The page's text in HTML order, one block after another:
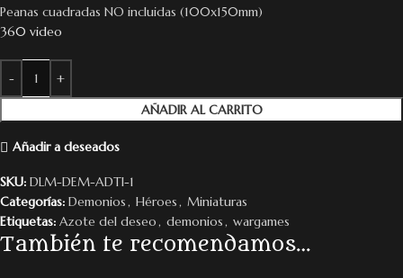
Peanas cuadradas NO incluidas (100x150mm)
360 video
AÑADIR AL CARRITO
Añadir a deseados
SKU: DLM-DEM-ADTI-1
Categorías: Demonios, Héroes, Miniaturas
Etiquetas: Azote del deseo, demonios, wargames
También te recomendamos…